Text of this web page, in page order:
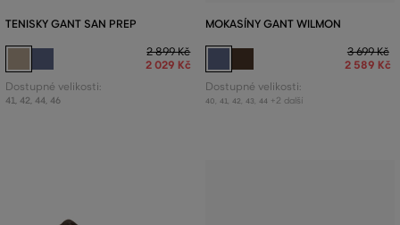
TENISKY GANT SAN PREP
2 899 Kč
2 029 Kč
Dostupné velikosti:
41, 42, 44, 46
MOKASÍNY GANT WILMON
3 699 Kč
2 589 Kč
Dostupné velikosti:
40 41 42 43 44 +2 další